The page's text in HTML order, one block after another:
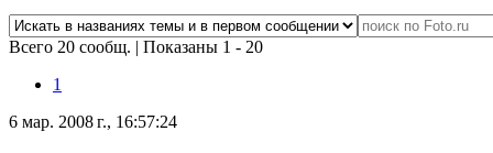
Всего 20 сообщ. | Показаны 1 - 20
1
6 мар. 2008 г., 16:57:24